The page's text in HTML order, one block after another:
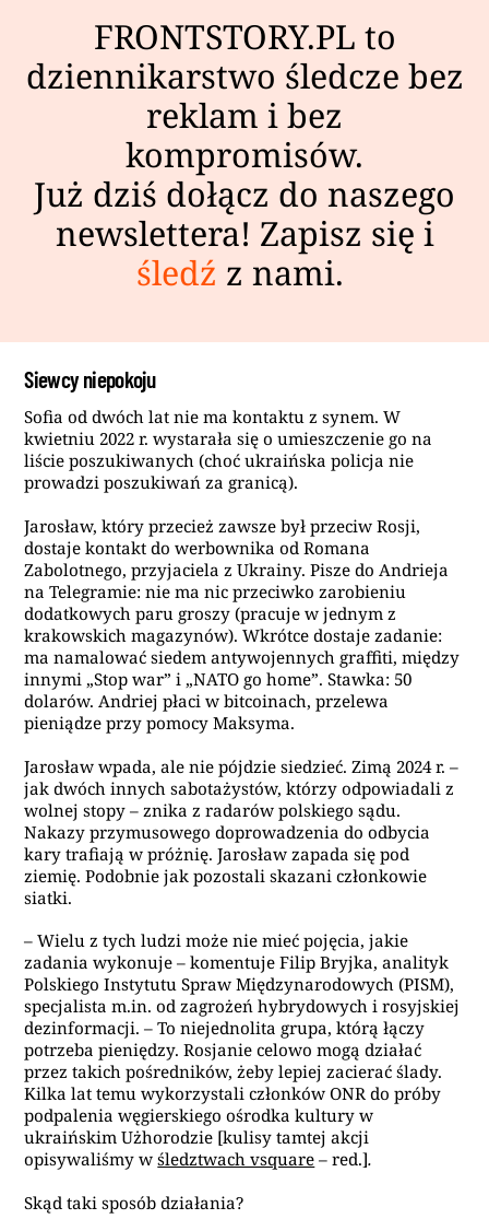
FRONTSTORY.PL to
dziennikarstwo śledcze bez
reklam i bez
kompromisów.
Już dziś dołącz do naszego
newslettera! Zapisz się i
śledź z nami.
Siewcy niepokoju
Sofia od dwóch lat nie ma kontaktu z synem. W
kwietniu 2022 r. wystarała się o umieszczenie go na
liście poszukiwanych (choć ukraińska policja nie
prowadzi poszukiwań za granicą).
Jarosław, który przecież zawsze był przeciw Rosji,
dostaje kontakt do werbownika od Romana
Zabolotnego, przyjaciela z Ukrainy. Pisze do Andrieja
na Telegramie: nie ma nic przeciwko zarobieniu
dodatkowych paru groszy (pracuje w jednym z
krakowskich magazynów). Wkrótce dostaje zadanie:
ma namalować siedem antywojennych graffiti, między
innymi „Stop war” i „NATO go home”. Stawka: 50
dolarów. Andriej płaci w bitcoinach, przelewa
pieniądze przy pomocy Maksyma.
Jarosław wpada, ale nie pójdzie siedzieć. Zimą 2024 r. –
jak dwóch innych sabotażystów, którzy odpowiadali z
wolnej stopy – znika z radarów polskiego sądu.
Nakazy przymusowego doprowadzenia do odbycia
kary trafiają w próżnię. Jarosław zapada się pod
ziemię. Podobnie jak pozostali skazani członkowie
siatki.
– Wielu z tych ludzi może nie mieć pojęcia, jakie
zadania wykonuje – komentuje Filip Bryjka, analityk
Polskiego Instytutu Spraw Międzynarodowych (PISM),
specjalista m.in. od zagrożeń hybrydowych i rosyjskiej
dezinformacji. – To niejednolita grupa, którą łączy
potrzeba pieniędzy. Rosjanie celowo mogą działać
przez takich pośredników, żeby lepiej zacierać ślady.
Kilka lat temu wykorzystali członków ONR do próby
podpalenia węgierskiego ośrodka kultury w
ukraińskim Użhorodzie [kulisy tamtej akcji
opisywaliśmy wśledztwach vsquare – red.].
Skąd taki sposób działania?